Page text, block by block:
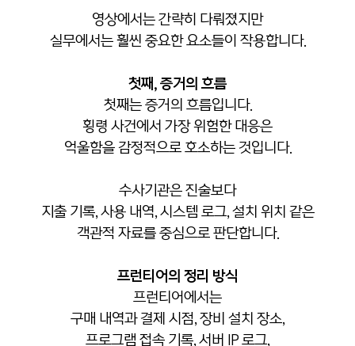
영상에서는 간략히 다뤄졌지만
실무에서는 훨씬 중요한 요소들이 작용합니다.
첫째, 증거의 흐름
첫째는 증거의 흐름입니다.
횡령 사건에서 가장 위험한 대응은
억울함을 감정적으로 호소하는 것입니다.
수사기관은 진술보다
지출 기록, 사용 내역, 시스템 로그, 설치 위치 같은
객관적 자료를 중심으로 판단합니다.
프런티어의 정리 방식
프런티어에서는
구매 내역과 결제 시점, 장비 설치 장소,
프로그램 접속 기록, 서버 IP 로그,